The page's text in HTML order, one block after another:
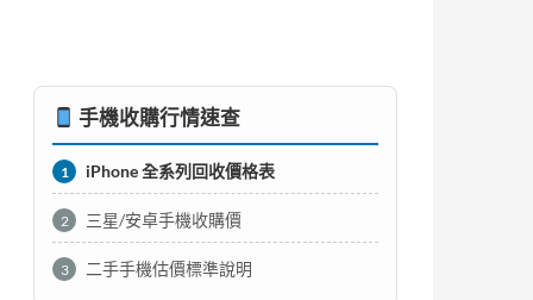
手機收購行情速查
1 iPhone 全系列回收價格表
2 三星/安卓手機收購價
3 二手手機估價標準說明